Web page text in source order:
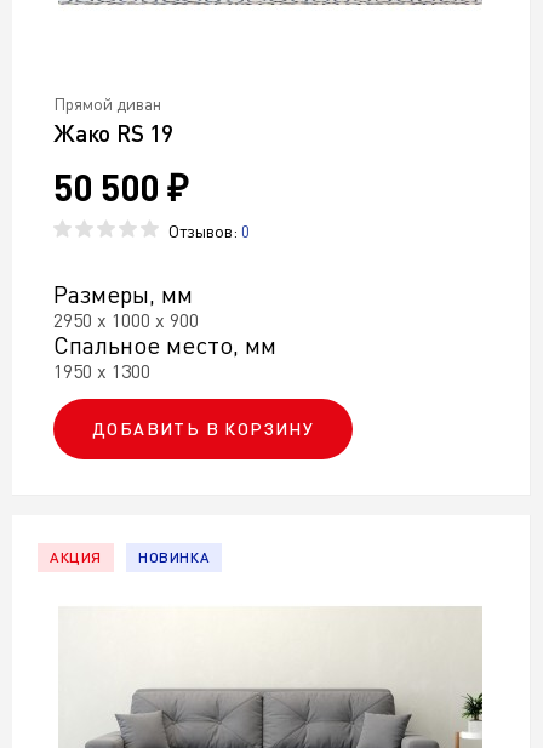
Прямой диван
Жако RS 19
50 500 ₽
Отзывов: 0
Размеры, мм
2950 х 1000 х 900
Спальное место, мм
1950 х 1300
ДОБАВИТЬ В КОРЗИНУ
АКЦИЯ НОВИНКА